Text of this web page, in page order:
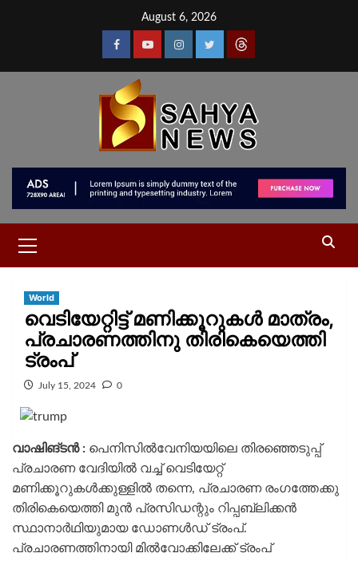
August 6, 2026
World
വെടിയേറ്റിട്ട് മണിക്കൂറുകൾ മാത്രം,
പ്രചാരണത്തിനു തിരികെയെത്തി
ട്രംപ്
July 15, 2024 0
വാഷിങ്ടൻ : പെനിസിൽവേനിയയിലെ തിരഞ്ഞെടുപ്പ്
പ്രചാരണ വേദിയിൽ വച്ച് വെടിയേറ്റ്
മണിക്കൂറുകൾക്കുള്ളിൽ തന്നെ, പ്രചാരണ രംഗത്തേക്കു
തിരികെയെത്തി മുൻ പ്രസിഡന്റും റിപ്പബ്ലിക്കൻ
സ്ഥാനാർഥിയുമായ ഡോണൾഡ് ട്രംപ്.
പ്രചാരണത്തിനായി മിൽവോക്കിലേക്ക് ട്രംപ്